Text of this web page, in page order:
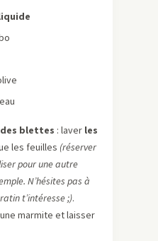
blettes : laver les
les feuilles (réserver
pour une autre
. N’hésites pas à
t’intéresse ;).
marmite et laisser